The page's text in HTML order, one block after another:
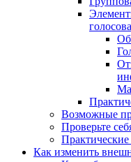
Возможные
Проверьте
Практические
Как изменить